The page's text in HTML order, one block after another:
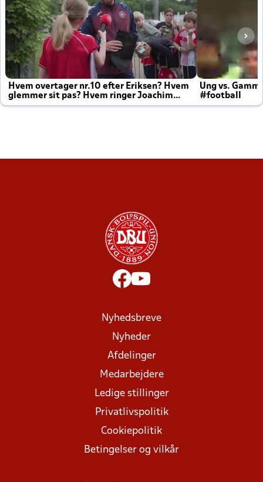
Hvem overtager nr.10 efter Eriksen? Hvem
glemmer sit pas? Hvem ringer Joachim
altid til efter kampe?
Ung vs.
#football
Nyhedsbreve
Nyheder
Afdelinger
Medarbejdere
Ledige stillinger
Privatlivspolitik
Cookiepolitik
Betingelser og vilkår